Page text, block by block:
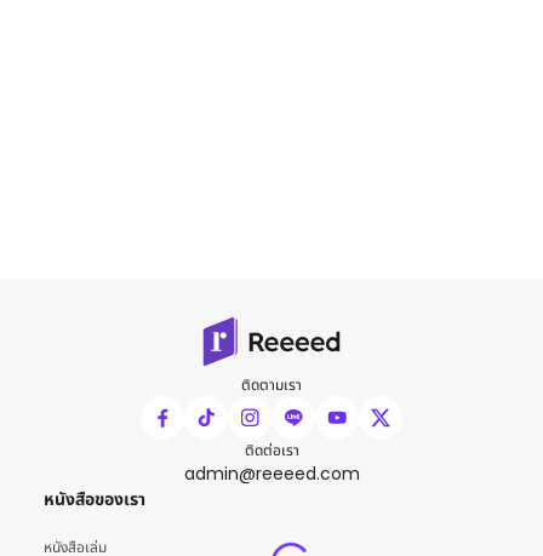
ติดตามเรา
ติดต่อเรา
admin@reeeed.com
หนังสือของเรา
หนังสือเล่ม